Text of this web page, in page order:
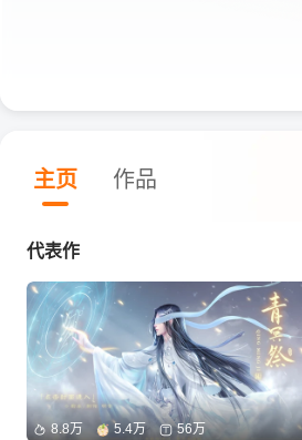
主页 作品
代表作
8.8万 5.4万 56万